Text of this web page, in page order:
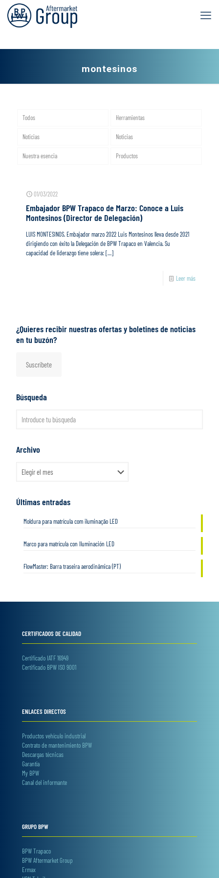
montesinos
Todos Herramientas
Noticias Noticias
Nuestra esencia Productos
01/03/2022
Embajador BPW Trapaco de Marzo: Conoce a Luis
Montesinos (Director de Delegación)
LUIS MONTESINOS. Embajador marzo 2022 Luis Montesinos lleva desde 2021
dirigiendo con éxito la Delegación de BPW Trapaco en Valencia. Su
capacidad de liderazgo tiene solera: […]
Leer más
¿Quieres recibir nuestras ofertas y boletines de noticias
en tu buzón?
Suscríbete
Búsqueda
Archivo
Últimas entradas
Moldura para matrícula com iluminação LED
Marco para matrícula con Iluminación LED
FlowMaster: Barra traseira aerodinâmica (PT)
CERTIFICADOS DE CALIDAD
Certificado IATF 16949
Certificado BPW ISO 9001
ENLACES DIRECTOS
Productos vehículo industrial
Contrato de mantenimiento BPW
Descargas técnicas
Garantía
My BPW
Canal del informante
GRUPO BPW
BPW Trapaco
BPW Aftermarket Group
Ermax